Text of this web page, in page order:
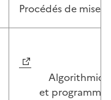
Procédés de mise
et